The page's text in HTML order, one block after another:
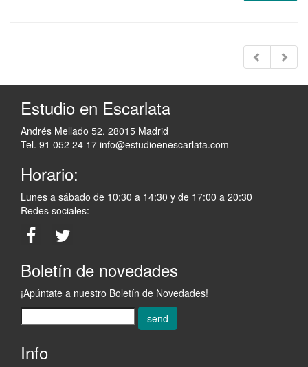
Estudio en Escarlata
Andrés Mellado 52. 28015 Madrid
Tel. 91 052 24 17 info@estudioenescarlata.com
Horario:
Lunes a sábado de 10:30 a 14:30 y de 17:00 a 20:30
Redes sociales:
Boletín de novedades
¡Apúntate a nuestro Boletín de Novedades!
send
Info